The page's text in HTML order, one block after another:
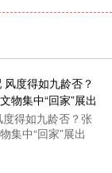
得如九龄否？张
集中“回家”展出